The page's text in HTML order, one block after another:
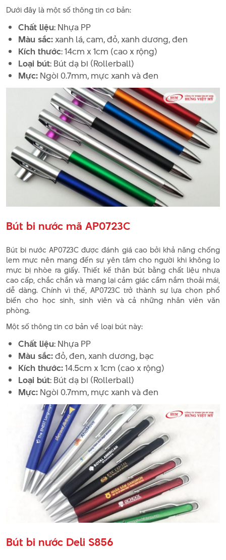
Dưới đây là một số thông tin cơ bản:
Chất liệu: Nhựa PP
Màu sắc:xanh lá, cam, đỏ, xanh dương, đen
Kích thước: 14cm x 1cm (cao x rộng)
Loại bút: Bút dạ bi (Rollerball)
Mực: Ngòi 0.7mm, mực xanh và đen
Bút bi nước mã AP0723C
Bút bi nước AP0723C được đánh giá cao bởi khả năng chống
lem mực nên mang đến sự yên tâm cho người khi không lo
mực bị nhòe ra giấy. Thiết kế thân bút bằng chất liệu nhựa
cao cấp, chắc chắn và mang lại cảm giác cầm nắm thoải mái,
dễ dàng. Chính vì thế, AP0723C trở thành sự lựa chọn phổ
biến cho học sinh, sinh viên và cả những nhân viên văn
phòng.
Một số thông tin cơ bản về loại bút này:
Chất liệu: Nhựa PP
Màu sắc:đỏ, đen, xanh dương, bạc
Kích thước:14.5cm x 1cm (cao x rộng)
Loại bút: Bút dạ bi (Rollerball)
Mực: Ngòi 0.7mm, mực xanh và đen
Bút bi nước Deli S856